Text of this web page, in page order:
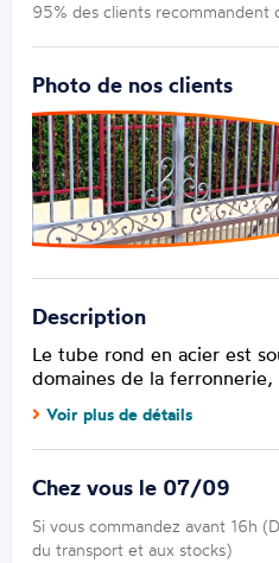
95% des clients recommandent
Photo de nos clients
Description
Le tube rond en acier est
domaines de la
Voir plus de détails
Chez vous le 07/09
Si vous commandez avant 16h
du transport et aux stocks)